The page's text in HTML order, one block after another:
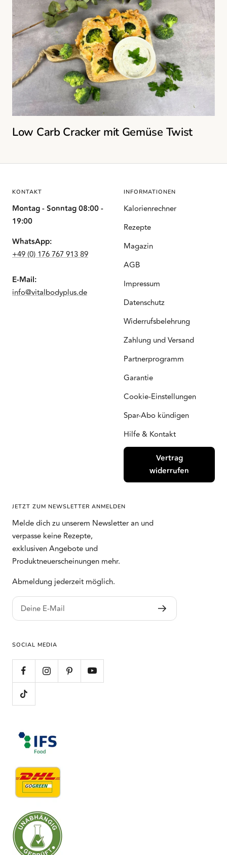
Low Carb Cracker mit Gemüse Twist
KONTAKT
Montag - Sonntag 08:00 -
19:00
WhatsApp:
+49 (0) 176 767 913 89
E-Mail:
info@vitalbodyplus.de
INFORMATIONEN
Kalorienrechner
Rezepte
Magazin
AGB
Impressum
Datenschutz
Widerrufsbelehrung
Zahlung und Versand
Partnerprogramm
Garantie
Cookie-Einstellungen
Spar-Abo kündigen
Hilfe & Kontakt
Vertrag
widerrufen
JETZT ZUM NEWSLETTER ANMELDEN
Melde dich zu unserem Newsletter an und
verpasse keine Rezepte,
exklusiven Angebote und
Produktneuerscheinungen mehr.
Abmeldung jederzeit möglich.
Deine E-Mail
SOCIAL MEDIA